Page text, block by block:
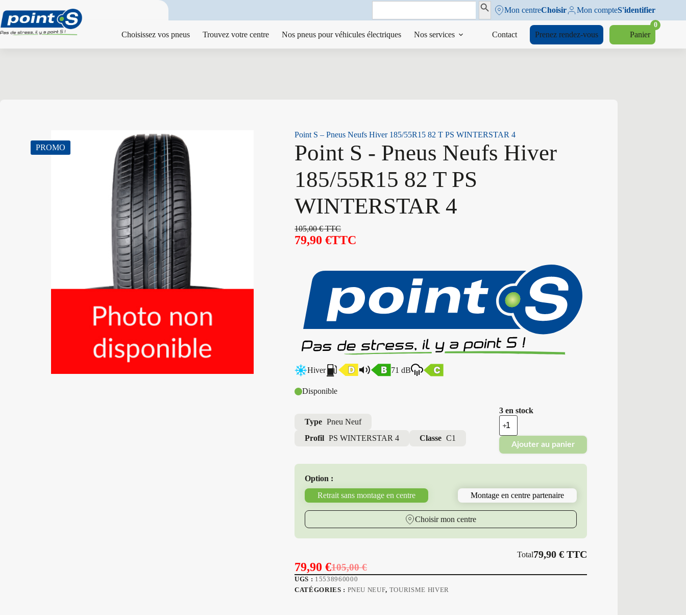
au
contenu
Search
Search ButtonMon centreChoisir Mon compteS'identifier
Choisissez vos pneus Trouvez votre centre Nos pneus pour véhicules électriques Nos services Contact Prenez rendez-vous Panier
0
PROMO
Point S – Pneus Neufs Hiver 185/55R15 82 T PS WINTERSTAR 4
Point S - Pneus Neufs Hiver
185/55R15 82 T PS
WINTERSTAR 4
105,00€TTC
79,90€TTC
Hiver 71 dB
Disponible
Type Pneu Neuf
Profil PS WINTERSTAR 4 Classe C1
3 en stock
quantité
de
Point
-
Pneus
185/55R15
82
Ajouter au panier
Option :
Retrait sans montage en centre
Montage en centre partenaire
Choisir mon centre
Total79,90 €TTC
105,00€
Le
prix
79,90€Le
prix
UGS : 15538960000
CATÉGORIES : PNEU NEUF, TOURISME HIVER